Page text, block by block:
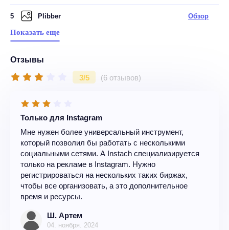
5 Plibber Обзор
Показать еще
Отзывы
3/5 (6 отзывов)
Только для Instagram
Мне нужен более универсальный инструмент,
который позволил бы работать с несколькими
социальными сетями. А Instach специализируется
только на рекламе в Instagram. Нужно
регистрироваться на нескольких таких биржах,
чтобы все организовать, а это дополнительное
время и ресурсы.
Ш. Артем
04. ноября. 2024